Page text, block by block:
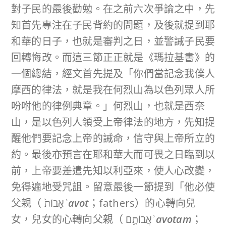
對子民的最後勸勉。在之前六次爭論之中，先
知首先專注在子民背約的問題，及後就提到耶
和華的日子，也就是審判之日，並警誡子民要
回轉悔改。而這三節正正就是《瑪拉基書》的
一個總結，經文首先提及「你們當記念我僕人
摩西的律法，就是我在何烈山為以色列眾人所
吩咐他的律例典章。」何烈山，也就是西奈
山，是以色列人領受上帝律法的地方，先知提
醒他們要記念上帝的誡命，信守與上帝所立的
約。最後亦預言在耶和華大而可畏之日臨到以
前，上帝要差遣先知以利亞來，使人心改變，
免得遍地受咒詛。留意最後一節提到「他必使
父親（ אָבוֹת֙ʾavot；fathers）的心轉向兒
女，兒女的心轉向父親（ אֲבוֹתָ֑םʾavotam ；